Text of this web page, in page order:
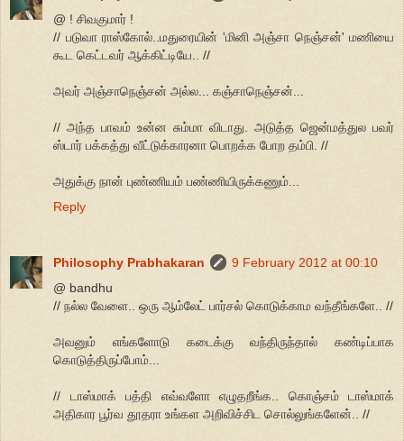
@ ! சிவகுமார் !
// படுவா ராஸ்கோல்..மதுரையின் 'மினி அஞ்சா நெஞ்சன்' மணியை
கூட கெட்டவர் ஆக்கிட்டியே.. //
அவர் அஞ்சாநெஞ்சன் அல்ல... கஞ்சாநெஞ்சன்...
// அந்த பாவம் உன்ன சும்மா விடாது. அடுத்த ஜென்மத்துல பவர்
ஸ்டார் பக்கத்து வீட்டுக்காரனா பொறக்க போற தம்பி. //
அதுக்கு நான் புண்ணியம் பண்ணியிருக்கணும்...
Reply
Philosophy Prabhakaran
9 February 2012 at 00:10
@ bandhu
// நல்ல வேளை.. ஒரு ஆம்லேட் பார்சல் கொடுக்காம வந்தீங்களே.. //
அவனும் எங்களோடு கடைக்கு வந்திருந்தால் கண்டிப்பாக
கொடுத்திருப்போம்...
// டாஸ்மாக் பத்தி எவ்வளோ எழுதறீங்க.. கொஞ்சம் டாஸ்மாக்
அதிகார பூர்வ தூதரா உங்கள அறிவிச்சிட சொல்லுங்களேன்.. //